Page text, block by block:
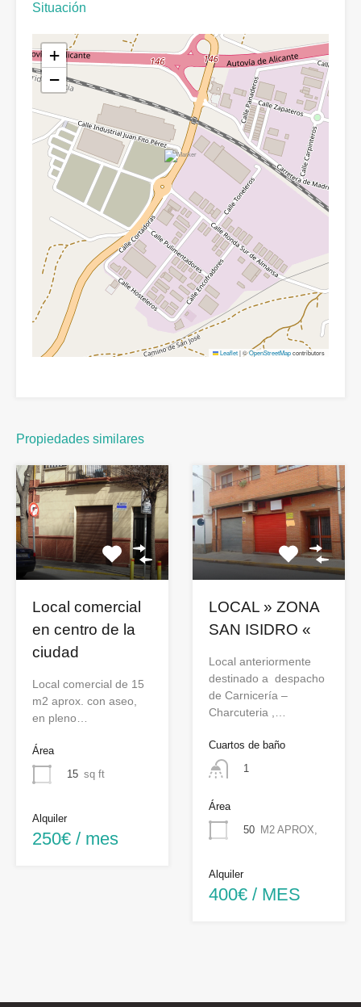
Situación
+
−
Leaflet|©OpenStreetMapcontributors
Propiedades similares
Local comercial
en centro de la
ciudad
Local comercial de 15
m2 aprox. con aseo,
en pleno…
Área
15 sq ft
Alquiler
250€ / mes
LOCAL » ZONA
SAN ISIDRO «
Local anteriormente
destinado a despacho
de Carnicería –
Charcuteria ,…
Cuartos de baño
1
Área
50 M2 APROX,
Alquiler
400€ / MES